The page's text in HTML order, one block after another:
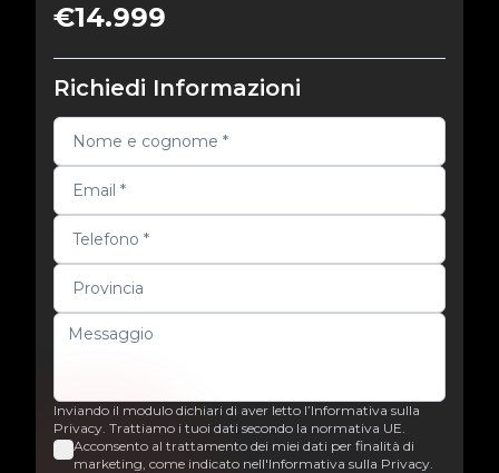
€14.999
Richiedi Informazioni
Inviando il modulo dichiari di aver letto l’Informativa sulla
Privacy. Trattiamo i tuoi dati secondo la normativa UE.
Acconsento al trattamento dei miei dati per finalità di
marketing, come indicato nell'Informativa sulla Privacy.